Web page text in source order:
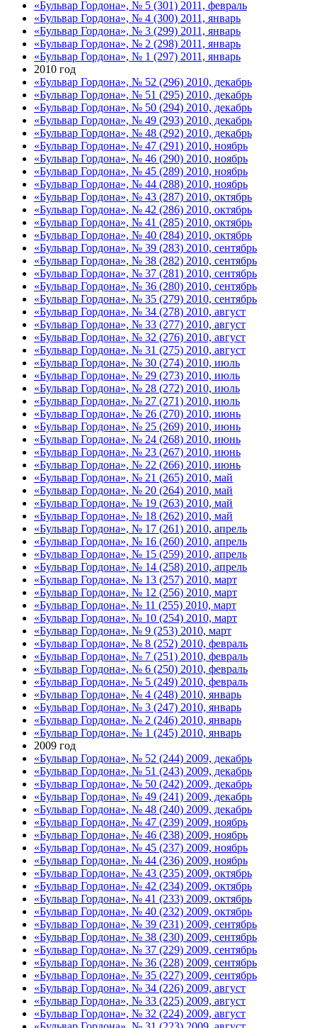
«Бульвар Гордона», № 5 (301) 2011, февраль
«Бульвар Гордона», № 4 (300) 2011, январь
«Бульвар Гордона», № 3 (299) 2011, январь
«Бульвар Гордона», № 2 (298) 2011, январь
«Бульвар Гордона», № 1 (297) 2011, январь
2010 год
«Бульвар Гордона», № 52 (296) 2010, декабрь
«Бульвар Гордона», № 51 (295) 2010, декабрь
«Бульвар Гордона», № 50 (294) 2010, декабрь
«Бульвар Гордона», № 49 (293) 2010, декабрь
«Бульвар Гордона», № 48 (292) 2010, декабрь
«Бульвар Гордона», № 47 (291) 2010, ноябрь
«Бульвар Гордона», № 46 (290) 2010, ноябрь
«Бульвар Гордона», № 45 (289) 2010, ноябрь
«Бульвар Гордона», № 44 (288) 2010, ноябрь
«Бульвар Гордона», № 43 (287) 2010, октябрь
«Бульвар Гордона», № 42 (286) 2010, октябрь
«Бульвар Гордона», № 41 (285) 2010, октябрь
«Бульвар Гордона», № 40 (284) 2010, октябрь
«Бульвар Гордона», № 39 (283) 2010, сентябрь
«Бульвар Гордона», № 38 (282) 2010, сентябрь
«Бульвар Гордона», № 37 (281) 2010, сентябрь
«Бульвар Гордона», № 36 (280) 2010, сентябрь
«Бульвар Гордона», № 35 (279) 2010, сентябрь
«Бульвар Гордона», № 34 (278) 2010, август
«Бульвар Гордона», № 33 (277) 2010, август
«Бульвар Гордона», № 32 (276) 2010, август
«Бульвар Гордона», № 31 (275) 2010, август
«Бульвар Гордона», № 30 (274) 2010, июль
«Бульвар Гордона», № 29 (273) 2010, июль
«Бульвар Гордона», № 28 (272) 2010, июль
«Бульвар Гордона», № 27 (271) 2010, июль
«Бульвар Гордона», № 26 (270) 2010, июнь
«Бульвар Гордона», № 25 (269) 2010, июнь
«Бульвар Гордона», № 24 (268) 2010, июнь
«Бульвар Гордона», № 23 (267) 2010, июнь
«Бульвар Гордона», № 22 (266) 2010, июнь
«Бульвар Гордона», № 21 (265) 2010, май
«Бульвар Гордона», № 20 (264) 2010, май
«Бульвар Гордона», № 19 (263) 2010, май
«Бульвар Гордона», № 18 (262) 2010, май
«Бульвар Гордона», № 17 (261) 2010, апрель
«Бульвар Гордона», № 16 (260) 2010, апрель
«Бульвар Гордона», № 15 (259) 2010, апрель
«Бульвар Гордона», № 14 (258) 2010, апрель
«Бульвар Гордона», № 13 (257) 2010, март
«Бульвар Гордона», № 12 (256) 2010, март
«Бульвар Гордона», № 11 (255) 2010, март
«Бульвар Гордона», № 10 (254) 2010, март
«Бульвар Гордона», № 9 (253) 2010, март
«Бульвар Гордона», № 8 (252) 2010, февраль
«Бульвар Гордона», № 7 (251) 2010, февраль
«Бульвар Гордона», № 6 (250) 2010, февраль
«Бульвар Гордона», № 5 (249) 2010, февраль
«Бульвар Гордона», № 4 (248) 2010, январь
«Бульвар Гордона», № 3 (247) 2010, январь
«Бульвар Гордона», № 2 (246) 2010, январь
«Бульвар Гордона», № 1 (245) 2010, январь
2009 год
«Бульвар Гордона», № 52 (244) 2009, декабрь
«Бульвар Гордона», № 51 (243) 2009, декабрь
«Бульвар Гордона», № 50 (242) 2009, декабрь
«Бульвар Гордона», № 49 (241) 2009, декабрь
«Бульвар Гордона», № 48 (240) 2009, декабрь
«Бульвар Гордона», № 47 (239) 2009, ноябрь
«Бульвар Гордона», № 46 (238) 2009, ноябрь
«Бульвар Гордона», № 45 (237) 2009, ноябрь
«Бульвар Гордона», № 44 (236) 2009, ноябрь
«Бульвар Гордона», № 43 (235) 2009, октябрь
«Бульвар Гордона», № 42 (234) 2009, октябрь
«Бульвар Гордона», № 41 (233) 2009, октябрь
«Бульвар Гордона», № 40 (232) 2009, октябрь
«Бульвар Гордона», № 39 (231) 2009, сентябрь
«Бульвар Гордона», № 38 (230) 2009, сентябрь
«Бульвар Гордона», № 37 (229) 2009, сентябрь
«Бульвар Гордона», № 36 (228) 2009, сентябрь
«Бульвар Гордона», № 35 (227) 2009, сентябрь
«Бульвар Гордона», № 34 (226) 2009, август
«Бульвар Гордона», № 33 (225) 2009, август
«Бульвар Гордона», № 32 (224) 2009, август